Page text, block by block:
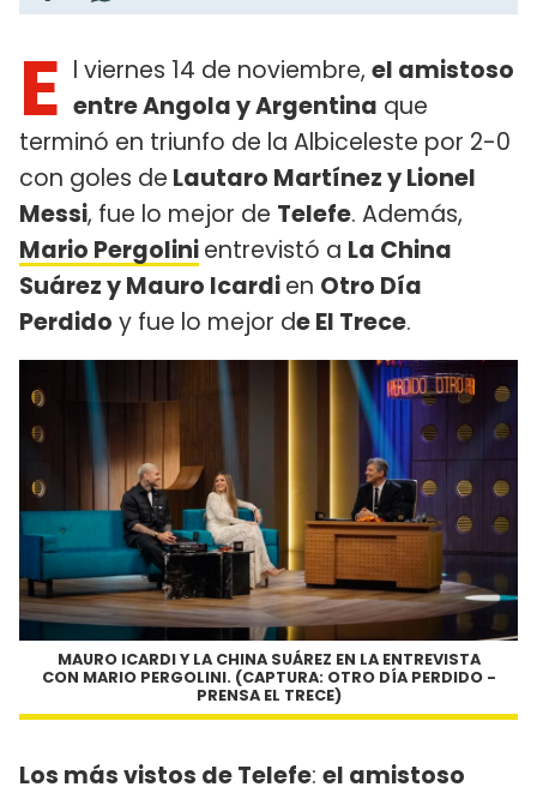
E l viernes 14 de noviembre, el amistoso
entre Angola y Argentina que
terminó en triunfo de la Albiceleste por 2-0
con goles de Lautaro Martínez y Lionel
Messi, fue lo mejor de Telefe. Además,
Mario Pergolinientrevistó a La China
Suárez y Mauro Icardien Otro Día
Perdido y fue lo mejor de El Trece.
MAURO ICARDI Y LA CHINA SUÁREZ EN LA ENTREVISTA
CON MARIO PERGOLINI. (CAPTURA: OTRO DÍA PERDIDO -
PRENSA EL TRECE)
Los más vistos de Telefe: el amistoso